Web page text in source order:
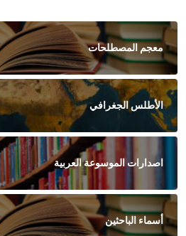
معجم المصطلحات
الأطلس الجغرافي
اصدارات الموسوعة العربية
أسماء الباحثين